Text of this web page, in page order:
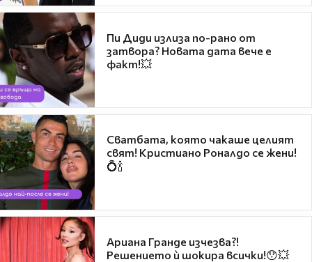
Пи Диди излиза по-рано от
затвора? Новата дата вече е
факт!💥
Сватбата, която чакаше целият
свят! Кристиано Роналдо се жени!
💍🍾
Ариана Гранде изчезва?!
Решението ѝ шокира всички!😯💥